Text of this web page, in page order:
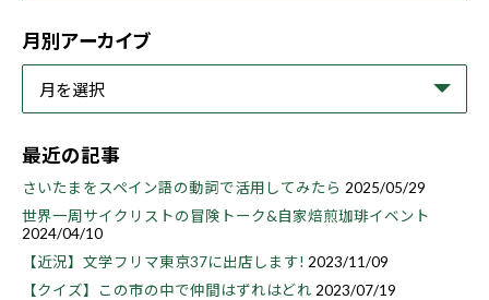
月別アーカイブ
最近の記事
さいたまをスペイン語の動詞で活用してみたら 2025/05/29
世界一周サイクリストの冒険トーク&自家焙煎珈琲イベント
2024/04/10
【近況】文学フリマ東京37に出店します! 2023/11/09
【クイズ】この市の中で仲間はずれはどれ 2023/07/19